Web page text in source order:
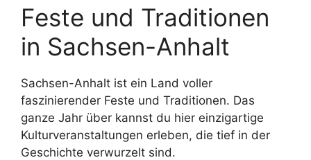
Feste und Traditionen
in Sachsen-Anhalt
Sachsen-Anhalt ist ein Land voller
faszinierender Feste und Traditionen. Das
ganze Jahr über kannst du hier einzigartige
Kulturveranstaltungen erleben, die tief in der
Geschichte verwurzelt sind.